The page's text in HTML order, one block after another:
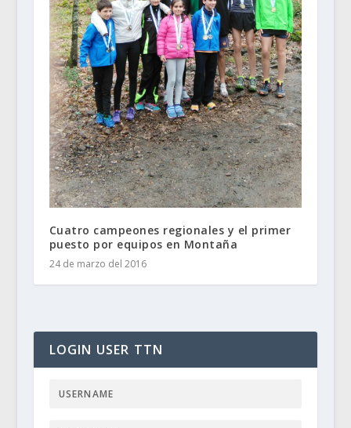
Cuatro campeones regionales y el primer
puesto por equipos en Montaña
24 de marzo del 2016
LOGIN USER TTN